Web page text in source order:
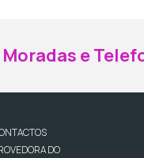
Moradas e
DO